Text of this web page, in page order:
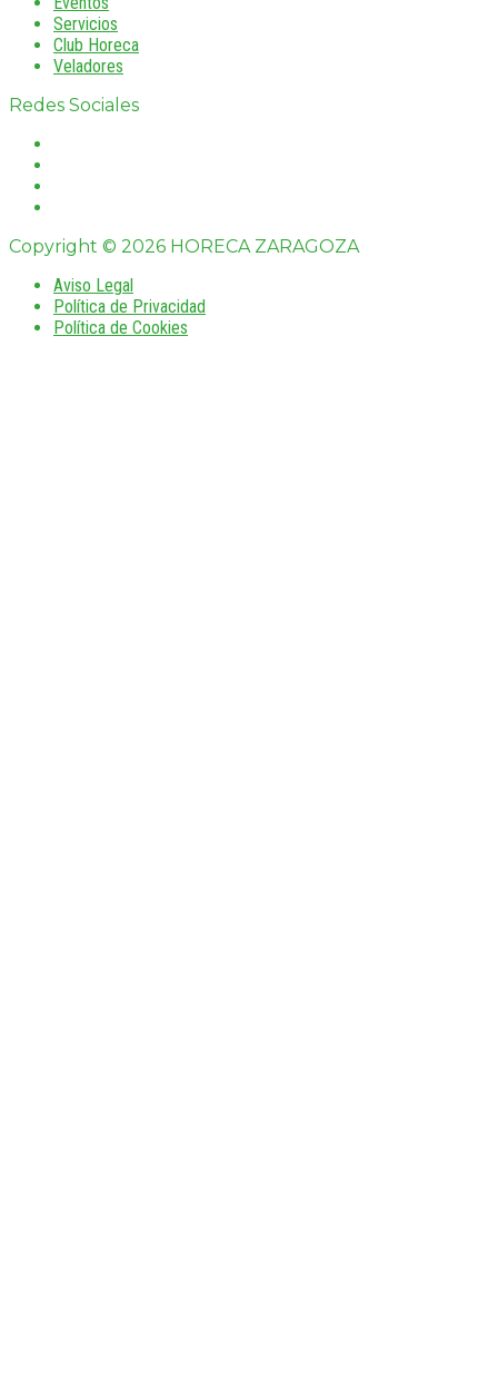
Servicios
Club Horeca
Veladores
Redes Sociales
Copyright © 2026 HORECA ZARAGOZA
Aviso Legal
Política de Privacidad
Política de Cookies